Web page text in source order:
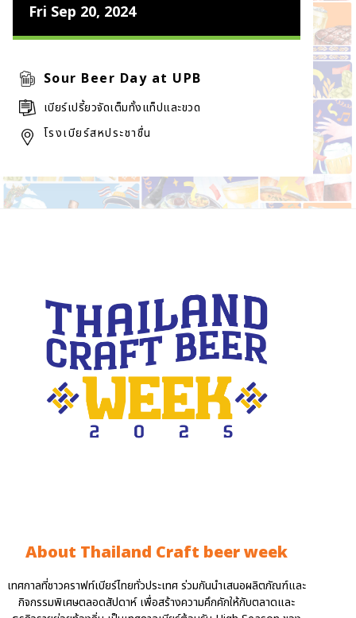
Fri Sep 20, 2024
Sour Beer Day at UPB
เบียร์เปรี้ยวจัดเต็มทั้งแท็ปและขวด
โรงเบียร์สหประชาชื่น
About Thailand Craft beer week
เทศกาลที่ชาวคราฟท์เบียร์ไทยทั่วประเทศ ร่วมกันนำเสนอผลิตภัณฑ์และ
กิจกรรมพิเศษตลอดสัปดาห์ เพื่อสร้างความคึกคักให้กับตลาดและ